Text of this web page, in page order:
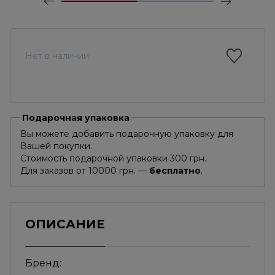
Нет в наличии
Подарочная упаковка
Вы можете добавить подарочную упаковку для
Вашей покупки.
Стоимость подарочной упаковки 300 грн.
Для заказов от 10000 грн. — бесплатно.
ОПИСАНИЕ
Бренд: